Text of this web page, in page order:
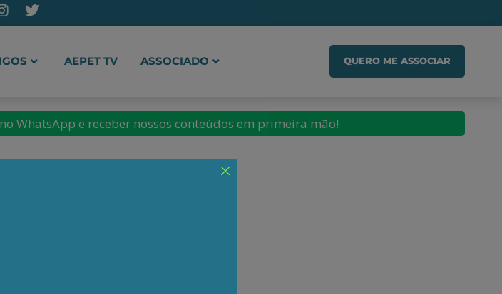
AEPET TV ASSOCIADO QUERO ME ASSOCIAR
WhatsApp e receber nossos conteúdos em primeira mão!